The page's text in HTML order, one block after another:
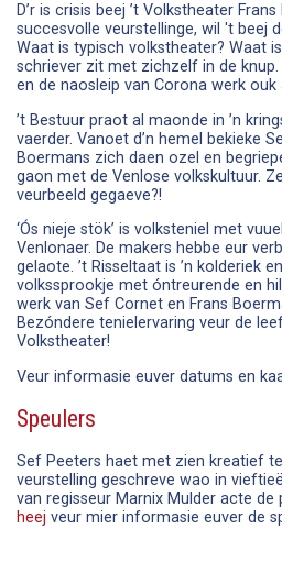
D’r is crisis beej ’t Volkstheater
succesvolle veurstellinge, wil 't beej
Waat is typisch volkstheater? Waat
schriever zit met zichzelf in de knup.
en de naosleip van Corona werk ouk
’t Bestuur praot al maonde in ’n
vaerder. Vanoet d’n hemel bekieke
Boermans zich daen ozel en
gaon met de Venlose volkskultuur.
veurbeeld gegaeve?!
‘Ós nieje stök’ is volksteniel met
Venlonaer. De makers hebbe eur
gelaote. ’t Risseltaat is ’n kolderiek
volkssprookje met óntreurende en
werk van Sef Cornet en Frans
Bezóndere tenielervaring veur de
Volkstheater!
Veur informasie euver datums en
Speulers
Sef Peeters haet met zien kreatief
veurstelling geschreve wao in
van regisseur Marnix Mulder acte de
heej veur mier informasie euver de